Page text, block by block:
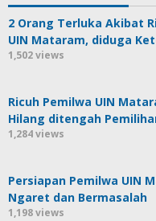
2 Orang Terluka Akibat
UIN Mataram, diduga
1,502 views
Ricuh Pemilwa UIN
Hilang ditengah
1,284 views
Persiapan Pemilwa UIN
Ngaret dan Bermasalah
1,198 views